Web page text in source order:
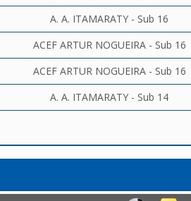
A. A. ITAMARATY - Sub 16
ACEF ARTUR NOGUEIRA - Sub 16
ACEF ARTUR NOGUEIRA - Sub 16
A. A. ITAMARATY - Sub 14